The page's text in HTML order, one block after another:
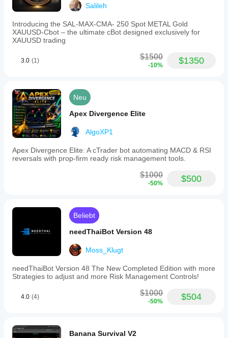
Spreads und
variieren. Das
Testen des Bots in
Ihrer eigenen
Ihnen zu verstehen,
realen Betrieb
erzielt.
Salileh
Introducing the SAL-MAX-CMA- 250 Spot METAL Gold
XAUUSD-Cbot – the ultimate cBot designed exclusively for
XAUUSD trading
3.0 (1) $1500
-10% $1350
Neu
Apex Divergence Elite
AlgoXP1
Apex Divergence Elite: A cTrader bot automating MACD & RSI
reversals with prop-firm ready risk management tools.
$1000
-50% $500
Beliebt
needThaiBot Version 48
Moss_Klugt
needThaiBot Version 48 The New Completed Edition with more
Strategies to adjust and more Risk Management Controls!
4.0 (4) $1000
-50% $504
Banana Survival V2